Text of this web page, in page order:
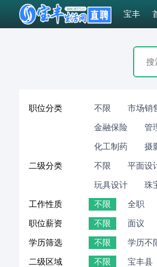
宝丰
职位分类 不限 市场销
金融保险 管
化工制药 摄
二级分类 不限 平面设
玩具设计 珠
工作性质 不限 全职
职位薪资 不限 面议
学历筛选 不限 学历不
二级区域 不限 宝丰县